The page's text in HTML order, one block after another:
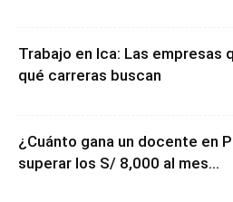
Trabajo en Ica: Las empresas
qué carreras buscan
¿Cuánto gana un docente en
superar los S/ 8,000 al mes...